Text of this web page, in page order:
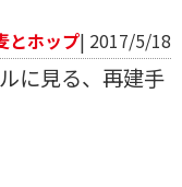
とホップ| 2017/5/18
に見る、再建手